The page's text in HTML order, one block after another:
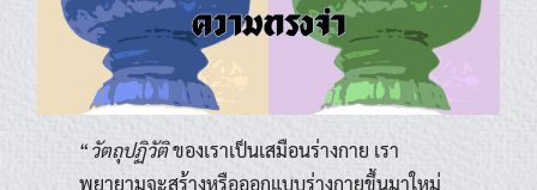
“วัตถุปฏิวัติของเราเป็นเสมือนร่างกาย เรา
พยายามจะสร้างหรือออกแบบร่างกายขึ้นมาใหม่